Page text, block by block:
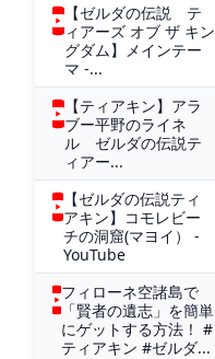
【ゼルダの伝説 テ
ィアーズ オブ ザ キン
グダム】メインテー
マ -...
【ティアキン】アラ
ブー平野のライネ
ル ゼルダの伝説テ
ィアー...
【ゼルダの伝説ティ
アキン】コモレビー
チの洞窟(マヨイ） -
YouTube
フィローネ空諸島で
「賢者の遺志」を簡単
にゲットする方法！ #
ティアキン #ゼルダ...